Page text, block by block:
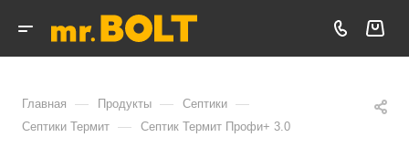
Главная — Продукты — Септики —
Септики Термит — Септик Термит Профи+ 3.0